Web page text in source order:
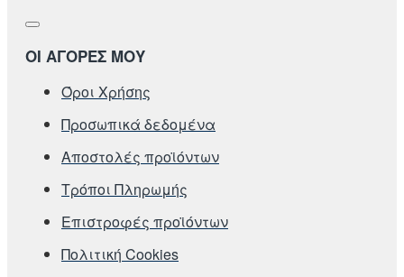
ΟΙ ΑΓΟΡΕΣ ΜΟΥ
Όροι Χρήσης
Προσωπικά δεδομένα
Αποστολές προϊόντων
Τρόποι Πληρωμής
Επιστροφές προϊόντων
Πολιτική Cookies